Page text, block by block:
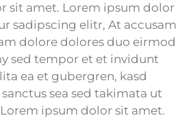
sit amet. Lorem ipsum dolor
sadipscing elitr, At accusam
dolore dolores duo eirmod
sed tempor et et invidunt
ea et gubergren, kasd
sea sed takimata ut
ipsum dolor sit amet.